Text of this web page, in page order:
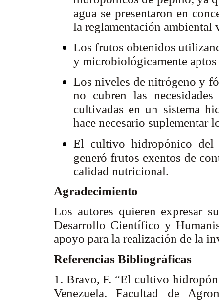
agua se presentaron en
la reglamentación ambiental
Los frutos obtenidos
y microbiológicamente
Los niveles de nitrógeno y
no cubren las
cultivadas en un sistema
hace necesario suplementar
El cultivo hidropónico del
generó frutos exentos de
calidad nutricional.
Agradecimiento
Los autores quieren expresar
Desarrollo Científico y
apoyo para la realización de la
Referencias Bibliográficas
1. Bravo, F. “El cultivo
Venezuela. Facultad de